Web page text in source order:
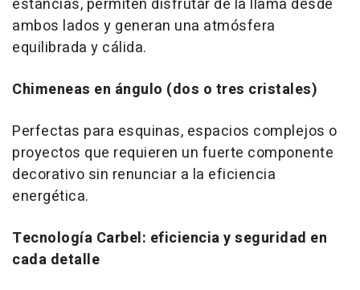
estancias, permiten disfrutar de la llama desde
ambos lados y generan una atmósfera
equilibrada y cálida.
Chimeneas en ángulo (dos o tres cristales)
Perfectas para esquinas, espacios complejos o
proyectos que requieren un fuerte componente
decorativo sin renunciar a la eficiencia
energética.
Tecnología Carbel: eficiencia y seguridad en
cada detalle